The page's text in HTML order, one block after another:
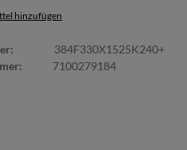
hinzufügen
384F330X1525K240+
7100279184